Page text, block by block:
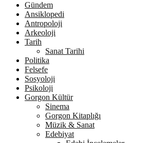
Gündem
Ansiklopedi
Antropoloji
Arkeoloji
Tarih
Sanat Tarihi
Politika
Felsefe
Sosyoloji
Psikoloji
Gorgon Kültür
Sinema
Gorgon Kitaplığı
Müzik & Sanat
Edebiyat